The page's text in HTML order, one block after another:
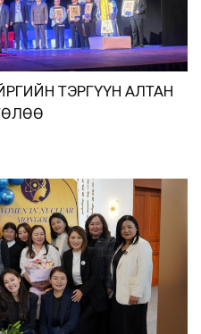
ТЭРГҮҮН АЛТАН